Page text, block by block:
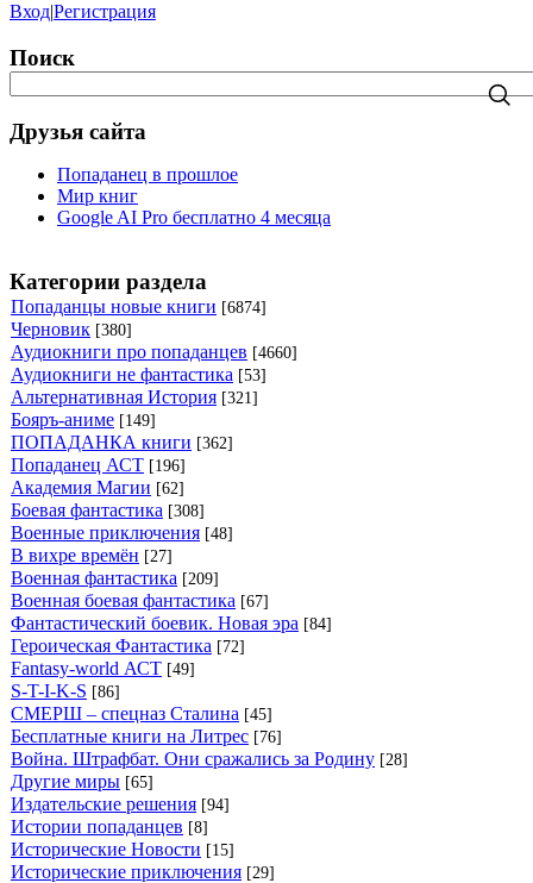
Вход|Регистрация
Поиск
Друзья сайта
Попаданец в прошлое
Мир книг
Google AI Pro бесплатно 4 месяца
Категории раздела
Попаданцы новые книги [6874]
Черновик [380]
Аудиокниги про попаданцев [4660]
Аудиокниги не фантастика [53]
Альтернативная История [321]
Бояръ-аниме [149]
ПОПАДАНКА книги [362]
Попаданец АСТ [196]
Академия Магии [62]
Боевая фантастика [308]
Военные приключения [48]
В вихре времён [27]
Военная фантастика [209]
Военная боевая фантастика [67]
Фантастический боевик. Новая эра [84]
Героическая Фантастика [72]
Fantasy-world АСТ [49]
S-T-I-K-S [86]
СМЕРШ – спецназ Сталина [45]
Бесплатные книги на Литрес [76]
Война. Штрафбат. Они сражались за Родину [28]
Другие миры [65]
Издательские решения [94]
Истории попаданцев [8]
Исторические Новости [15]
Исторические приключения [29]